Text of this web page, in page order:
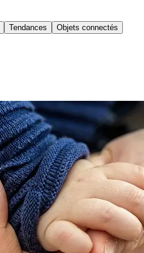
Tendances
Objets connectés